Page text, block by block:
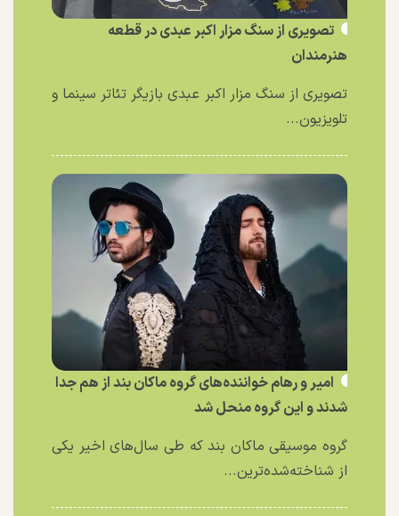
تصویری از سنگ مزار اکبر عبدی در قطعه
هنرمندان
تصویری از سنگ مزار اکبر عبدی بازیگر تئاتر سینما و
تلویزیون...
امیر و رهام خواننده‌های گروه ماکان بند از هم جدا
شدند و این گروه منحل شد
گروه موسیقی ماکان بند که طی سال‌های اخیر یکی
از شناخته‌شده‌ترین...